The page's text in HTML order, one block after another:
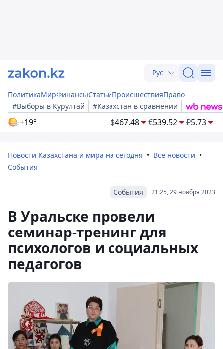
Рус
ПолитикаМирФинансыСтатьиПроисшествияПраво
#Выборы в Курултай
#Казахстан в сравнении
+19° $467.48 €539.52 ₽5.73
Новости Казахстана и мира на сегодня
Все новости
События
21:25, 29 ноября 2023
События
В Уральске провели
семинар-тренинг для
психологов и социальных
педагогов